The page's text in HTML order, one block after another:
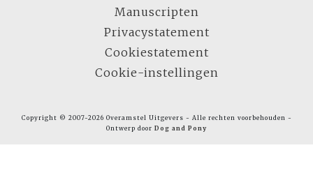
Manuscripten
Privacystatement
Cookiestatement
Cookie-instellingen
Copyright © 2007-2026 Overamstel Uitgevers - Alle rechten voorbehouden -
Ontwerp door Dog and Pony